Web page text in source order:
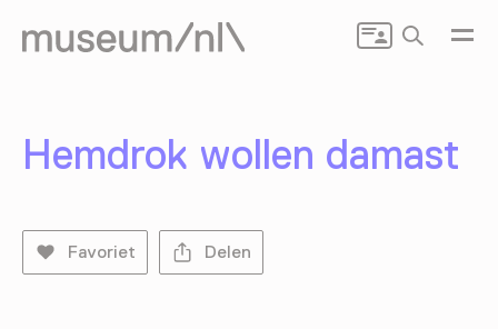
Zoeken
Hemdrok wollen damast
Favoriet Delen